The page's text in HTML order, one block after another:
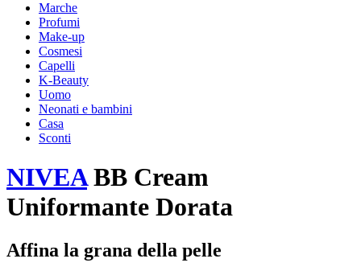
Marche
Profumi
Make-up
Cosmesi
Capelli
K-Beauty
Uomo
Neonati e bambini
Casa
Sconti
NIVEABB Cream
Uniformante Dorata
Affina la grana della pelle